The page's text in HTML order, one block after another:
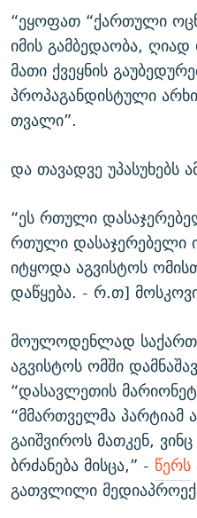
“ეყოფათ “ქართული
იმის გამბედაობა,
მათი ქვეყნის
პროპაგანდისტული
თვალი”.
და თავადვე უპასუხებს
“ეს რთული
რთული დასაჯერებელი
იტყოდა აგვისტოს
დაწყება. - რ.თ]
მოულოდენლად
აგვისტოს ომში
“დასავლეთის
“მმართველმა პარტიამ
გაიშვიროს მათკენ,
ბრძანება მისცა,” - წერს
გათვლილი